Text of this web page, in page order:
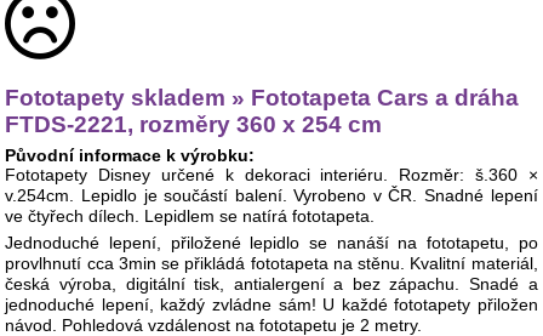
Fototapety skladem » Fototapeta Cars a dráha
FTDS-2221, rozměry 360 x 254 cm
Původní informace k výrobku:
Fototapety Disney určené k dekoraci interiéru. Rozměr: š.360 ×
v.254cm. Lepidlo je součástí balení. Vyrobeno v ČR. Snadné lepení
ve čtyřech dílech. Lepidlem se natírá fototapeta.
Jednoduché lepení, přiložené lepidlo se nanáší na fototapetu, po
provlhnutí cca 3min se přikládá fototapeta na stěnu. Kvalitní materiál,
česká výroba, digitální tisk, antialergení a bez zápachu. Snadé a
jednoduché lepení, každý zvládne sám! U každé fototapety přiložen
návod. Pohledová vzdálenost na fototapetu je 2 metry.